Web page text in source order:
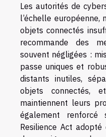
Les autorités de
l’échelle
objets connectés
recommande des
souvent négligées :
passe uniques et
distants inutiles,
objets connectés,
maintiennent leurs
également
Resilience Act